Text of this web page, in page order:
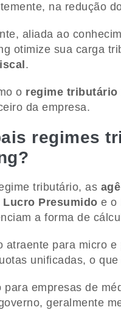
na redução
aliada ao
otimize sua carga
.
o regime tributário
da empresa.
regimes
tributário, as
Lucro Presumido e o
a forma de
atraente para micro
unificadas, o
para empresas de
geralmente